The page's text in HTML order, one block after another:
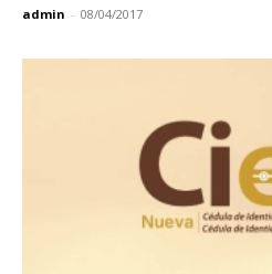
admin - 08/04/2017